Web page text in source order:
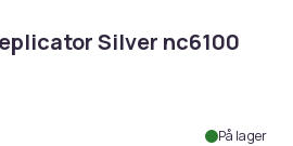
Silver nc6100
På lager